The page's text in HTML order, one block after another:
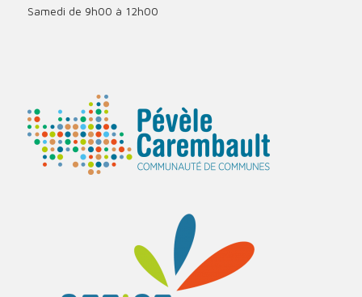
Samedi de 9h00 à 12h00